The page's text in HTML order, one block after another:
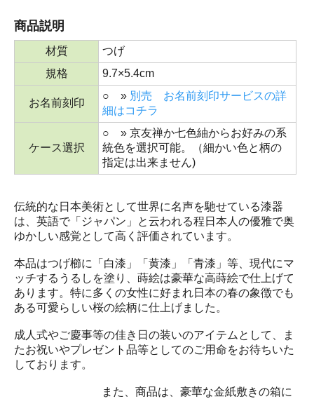
商品説明
材質
つげ
規格
9.7×5.4cm
お名前刻印
○ » 別売 お名前刻印サービスの詳
細はコチラ
ケース選択
○ » 京友禅か七色紬からお好みの系
統色を選択可能。（細かい色と柄の
指定は出来ません)
伝統的な日本美術として世界に名声を馳せている漆器
は、英語で「ジャパン」と云われる程日本人の優雅で奥
ゆかしい感覚として高く評価されています。
本品はつげ櫛に「白漆」「黄漆」「青漆」等、現代にマ
ッチするうるしを塗り、蒔絵は豪華な高蒔絵で仕上げて
あります。特に多くの女性に好まれ日本の春の象徴でも
ある可愛らしい桜の絵柄に仕上げました。
成人式やご慶事等の佳き日の装いのアイテムとして、ま
たお祝いやプレゼント品等としてのご用命をお待ちいた
しております。
また、商品は、豪華な金紙敷きの箱に